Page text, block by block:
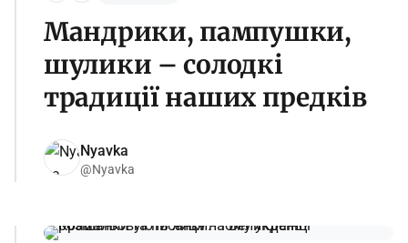
Мандрики, пампушки,
шулики – солодкі
традиції наших предків
Nyavka
@Nyavka